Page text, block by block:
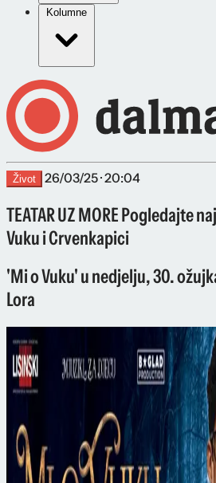
Kolumne
Život 26/03/25 · 20:04
TEATAR UZ MORE Pogledajte
Vuku i Crvenkapici
'Mi o Vuku' u nedjelju, 30.
Lora